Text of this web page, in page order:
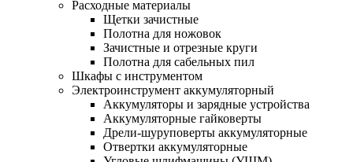
Расходные материалы
Щетки зачистные
Полотна для ножовок
Зачистные и отрезные круги
Полотна для сабельных пил
Шкафы с инструментом
Электроинструмент аккумуляторный
Аккумуляторы и зарядные устройства
Аккумуляторные гайковерты
Дрели-шуруповерты аккумуляторные
Отвертки аккумуляторные